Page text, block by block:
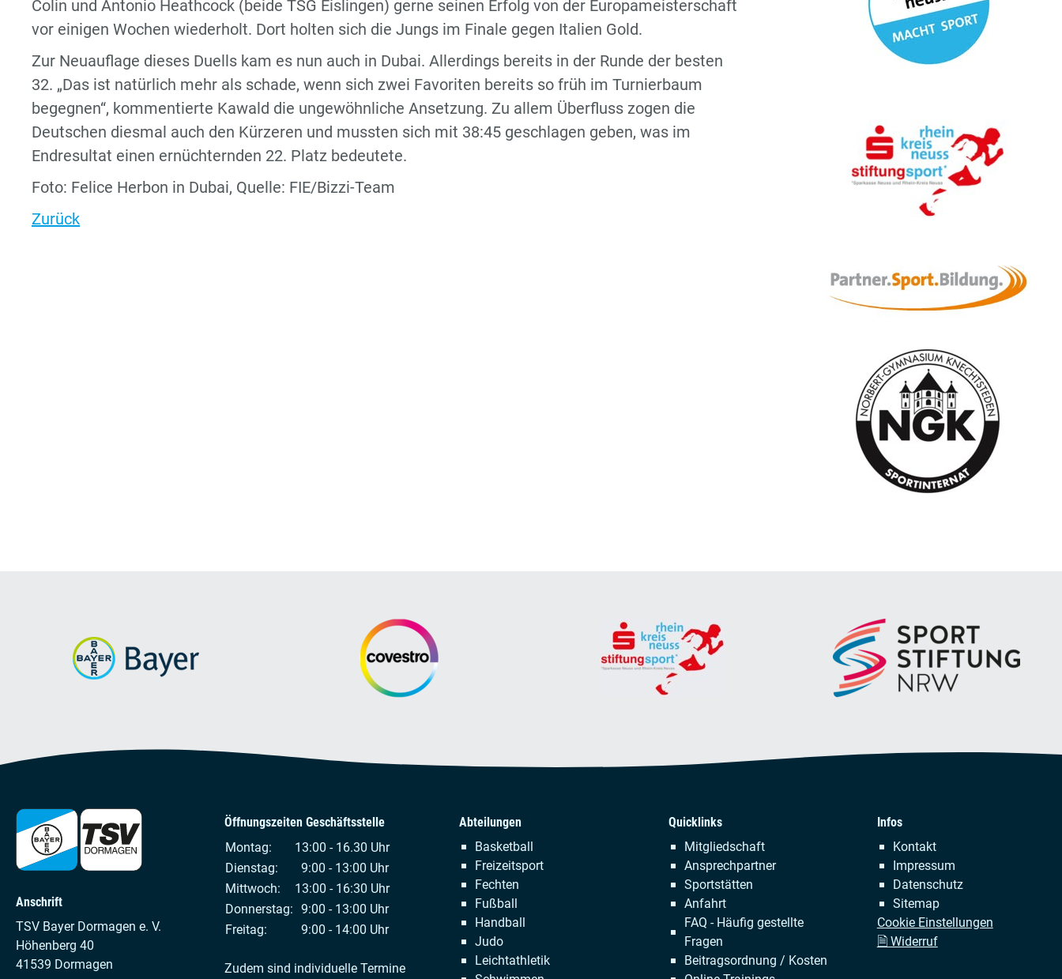
Colin und Antonio Heathcock (beide TSG Eislingen) gerne seinen Erfolg von der Europameisterschaft
vor einigen Wochen wiederholt. Dort holten sich die Jungs im Finale gegen Italien Gold.
Zur Neuauflage dieses Duells kam es nun auch in Dubai. Allerdings bereits in der Runde der besten
32. „Das ist natürlich mehr als schade, wenn sich zwei Favoriten bereits so früh im Turnierbaum
begegnen“, kommentierte Kawald die ungewöhnliche Ansetzung. Zu allem Überfluss zogen die
Deutschen diesmal auch den Kürzeren und mussten sich mit 38:45 geschlagen geben, was im
Endresultat einen ernüchternden 22. Platz bedeutete.
Foto: Felice Herbon in Dubai, Quelle: FIE/Bizzi-Team
Zurück
Anschrift
TSV Bayer Dormagen e. V.
Höhenberg 40
41539 Dormagen
Öffnungszeiten Geschäftsstelle
Montag:
13:00 - 16.30 Uhr
Dienstag:
9:00 - 13:00 Uhr
Mittwoch:
13:00 - 16:30 Uhr
Donnerstag: 9:00 - 13:00 Uhr
Freitag:
9:00 - 14:00 Uhr
Zudem sind individuelle Termine
Abteilungen
Navigation
überspringen
Basketball
Freizeitsport
Fechten
Fußball
Handball
Judo
Leichtathletik
Quicklinks
Navigation
überspringen
Mitgliedschaft
Ansprechpartner
Sportstätten
Anfahrt
FAQ - Häufig gestellte
Fragen
Beitragsordnung / Kosten
Infos
Navigation
überspringen
Kontakt
Impressum
Datenschutz
Sitemap
Cookie Einstellungen
🗎 Widerruf